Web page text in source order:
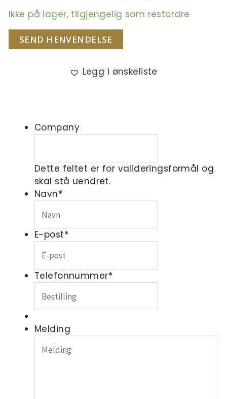
Ikke på lager, tilgjengelig som restordre
SEND HENVENDELSE
Legg i ønskeliste
Company
Dette feltet er for valideringsformål og
skal stå uendret.
Navn*
E-post*
Telefonnummer*
Melding